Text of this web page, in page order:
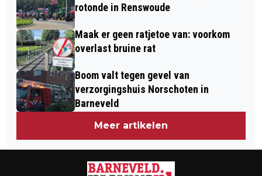
rotonde in Renswoude
Maak er geen ratjetoe van: voorkom
overlast bruine rat
Boom valt tegen gevel van
verzorgingshuis Norschoten in
Barneveld
Meer artikelen